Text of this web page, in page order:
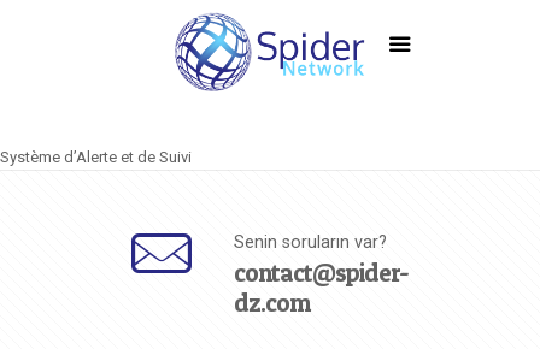
Système d’Alerte et de Suivi
Senin soruların var?
contact@spider-
dz.com